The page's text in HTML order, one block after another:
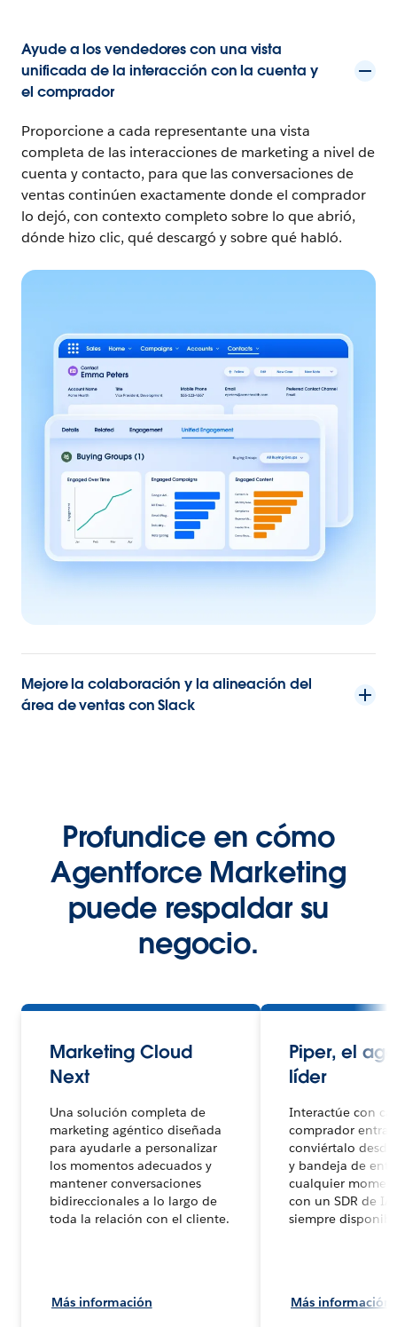
Ayude a los vendedores con una vista
unificada de la interacción con la cuenta y
el comprador
Proporcione a cada representante una vista
completa de las interacciones de marketing a nivel de
cuenta y contacto, para que las conversaciones de
ventas continúen exactamente donde el comprador
lo dejó, con contexto completo sobre lo que abrió,
dónde hizo clic, qué descargó y sobre qué habló.
Mejore la colaboración y la alineación del
área de ventas con Slack
Profundice en cómo
Agentforce Marketing
puede respaldar su
negocio.
Marketing Cloud
Next
Una solución completa de
marketing agéntico diseñada
para ayudarle a personalizar
los momentos adecuados y
mantener conversaciones
bidireccionales a lo largo de
toda la relación con el cliente.
Más información
Piper, el
líder
Interactúe con
comprador
conviértalo
y bandeja de
cualquier
con un SDR de IA
siempre
Más información